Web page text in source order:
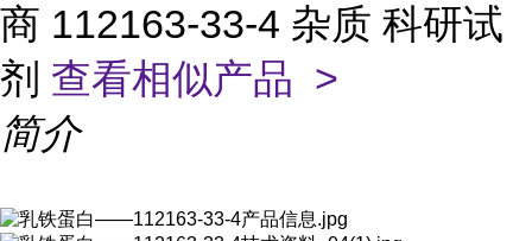
商 112163-33-4 杂质 科研试
剂 查看相似产品 >
简介